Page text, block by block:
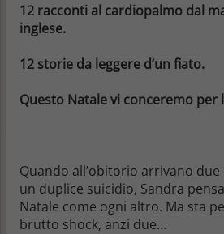
12 racconti al cardiopalmo dal
inglese.
12 storie da leggere d’un fiato.
Questo Natale vi conceremo per
Quando all’obitorio arrivano
un duplice suicidio, Sandra
Natale come ogni altro. Ma sta
brutto shock, anzi due…